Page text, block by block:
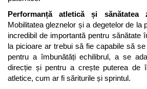
Performanță atletică și
Mobilitatea gleznelor și a degetelor de la
incredibil de importantă pentru sănătate
la picioare ar trebui să fie capabile să
pentru a îmbunătăți echilibrul, a se
direcție și pentru a crește puterea de
atletice, cum ar fi săriturile și sprintul.